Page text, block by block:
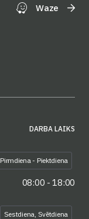
Waze
DARBA LAIKS
Pirmdiena - Piektdiena
08:00 - 18:00
Sestdiena, Svētdiena